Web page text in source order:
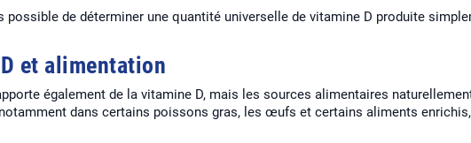
possible de déterminer une quantité universelle de vitamine D produite
et alimentation
également de la vitamine D, mais les sources alimentaires
dans certains poissons gras, les œufs et certains aliments